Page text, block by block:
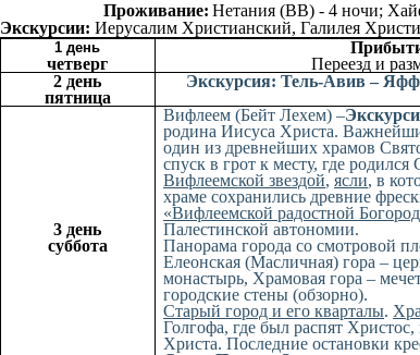
Проживание: Нетания (BB) - 4 ночи;
Экскурсии: Иерусалим Христианский, Галилея
1 день
четверг
Переезд и
2 день
пятница
Экскурсия: Тель-Авив –
3 день
суббота
Вифлеем (Бейт Лехем) –
родина Иисуса Христа.
один из древнейших храмов
спуск в грот к месту, где
Вифлеемской звездой,ясли, в
храме сохранились древние
«Вифлеемской радостной
Палестинской автономии.
Панорама города со смотровой
Елеонская (Масличная) гора –
монастырь, Храмовая гора –
городские стены (обзорно).
Старый город и его кварталы.
Голгофа, где был распят
Христа. Последние остановки